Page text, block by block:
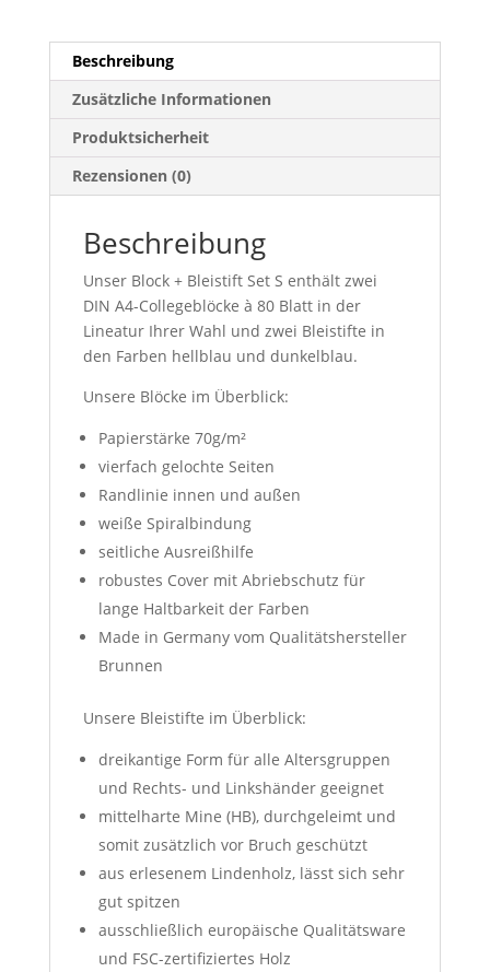
Beschreibung
Zusätzliche Informationen
Produktsicherheit
Rezensionen (0)
Beschreibung
Unser Block + Bleistift Set S enthält zwei
DIN A4-Collegeblöcke à 80 Blatt in der
Lineatur Ihrer Wahl und zwei Bleistifte in
den Farben hellblau und dunkelblau.
Unsere Blöcke im Überblick:
Papierstärke 70g/m²
vierfach gelochte Seiten
Randlinie innen und außen
weiße Spiralbindung
seitliche Ausreißhilfe
robustes Cover mit Abriebschutz für
lange Haltbarkeit der Farben
Made in Germany vom Qualitätshersteller
Brunnen
Unsere Bleistifte im Überblick:
dreikantige Form für alle Altersgruppen
und Rechts- und Linkshänder geeignet
mittelharte Mine (HB), durchgeleimt und
somit zusätzlich vor Bruch geschützt
aus erlesenem Lindenholz, lässt sich sehr
gut spitzen
ausschließlich europäische Qualitätsware
und FSC-zertifiziertes Holz